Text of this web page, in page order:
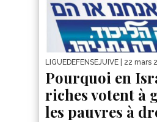
LIGUEDEFENSEJUIVE | 22 mars
Pourquoi en
riches votent à
les pauvres à